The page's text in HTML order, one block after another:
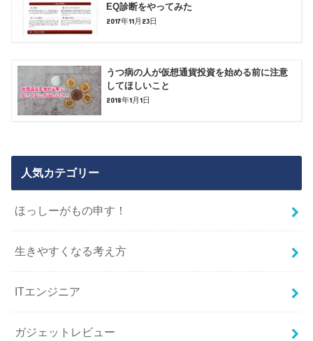
EQ診断をやってみた
2017年11月23日
うつ病の人が仮想通貨投資を始める前に注意
してほしいこと
2018年1月1日
人気カテゴリー
ほっしーがもの申す！
生きやすくなる考え方
ITエンジニア
ガジェットレビュー